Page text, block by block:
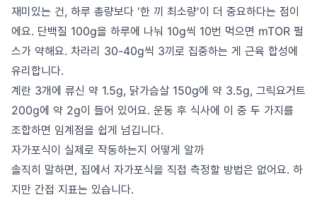
재미있는 건, 하루 총량보다 '한 끼 최소량'이 더 중요하다는 점이
에요. 단백질 100g을 하루에 나눠 10g씩 10번 먹으면 mTOR 펄
스가 약해요. 차라리 30-40g씩 3끼로 집중하는 게 근육 합성에
유리합니다.
계란 3개에 류신 약 1.5g, 닭가슴살 150g에 약 3.5g, 그릭요거트
200g에 약 2g이 들어 있어요. 운동 후 식사에 이 중 두 가지를
조합하면 임계점을 쉽게 넘깁니다.
자가포식이 실제로 작동하는지 어떻게 알까
솔직히 말하면, 집에서 자가포식을 직접 측정할 방법은 없어요. 하
지만 간접 지표는 있습니다.